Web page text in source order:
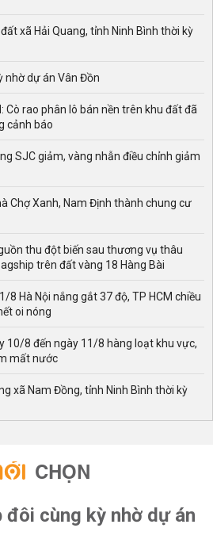
xã Hải Quang, tỉnh Ninh Bình thời kỳ
nhờ dự án Vân Đồn
Cò rao phân lô bán nền trên khu đất đã
cảnh báo
SJC giảm, vàng nhẫn điều chỉnh giảm
Chợ Xanh, Nam Định thành chung cư
thu đột biến sau thương vụ thâu
trên đất vàng 18 Hàng Bài
8 Hà Nội nắng gắt 37 độ, TP HCM chiều
oi nóng
10/8 đến ngày 11/8 hàng loạt khu vực,
mất nước
xã Nam Đồng, tỉnh Ninh Bình thời kỳ
CHỌN
đôi cùng kỳ nhờ dự án